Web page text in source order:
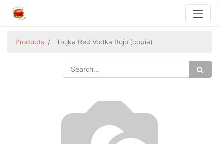
Products Trojka Red Vodka Rojo (copia)